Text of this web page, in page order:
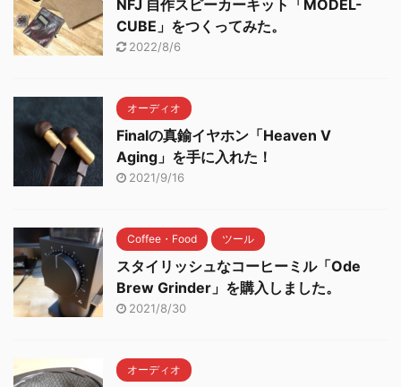
NFJ 自作スピーカーキット「MODEL-
CUBE」をつくってみた。
2022/8/6
オーディオ
Finalの真鍮イヤホン「Heaven V
Aging」を手に入れた！
2021/9/16
Coffee・Food ツール
スタイリッシュなコーヒーミル「Ode
Brew Grinder」を購入しました。
2021/8/30
オーディオ